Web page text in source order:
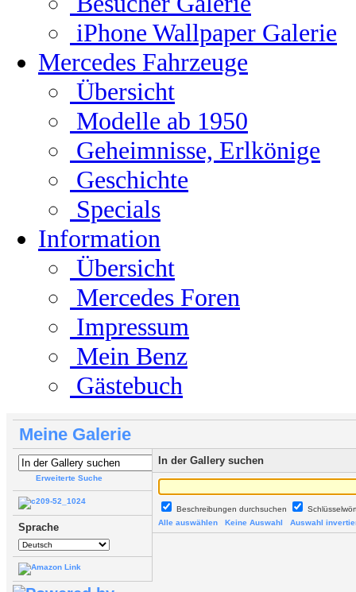
iPhone Wallpaper Galerie
Mercedes Fahrzeuge
Übersicht
Modelle ab 1950
Geheimnisse, Erlkönige
Geschichte
Specials
Information
Übersicht
Mercedes Foren
Impressum
Mein Benz
Gästebuch
Meine Galerie
Erweiterte Suche
Sprache
In der Gallery suchen
Beschreibungen durchsuchen
Alle auswählen
Keine Auswahl Auswahl